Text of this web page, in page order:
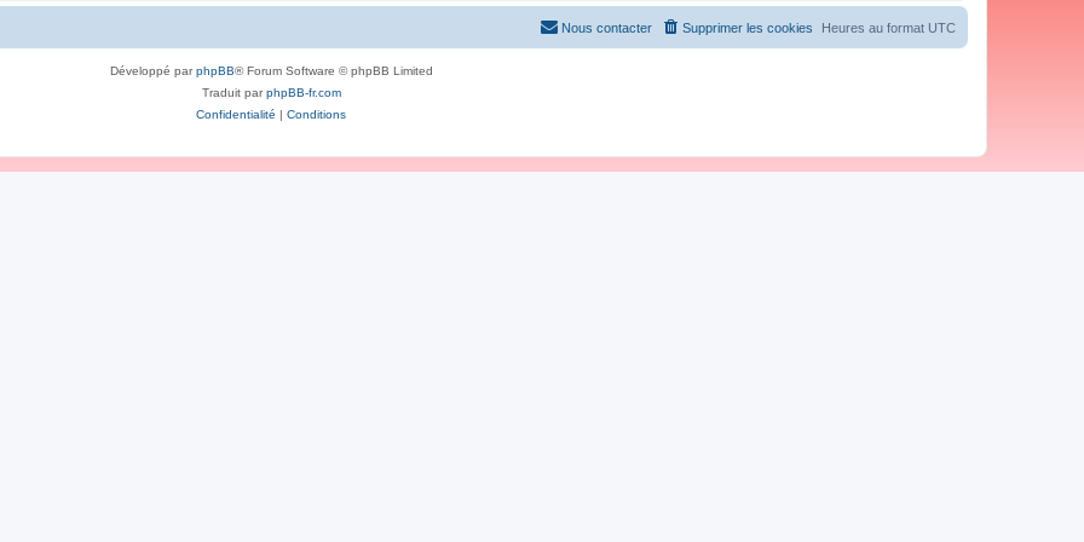
Heures au format UTC
Supprimer les cookies
Nous contacter
Développé parphpBB® Forum Software © phpBB Limited
Traduit parphpBB-fr.com
Confidentialité | Conditions